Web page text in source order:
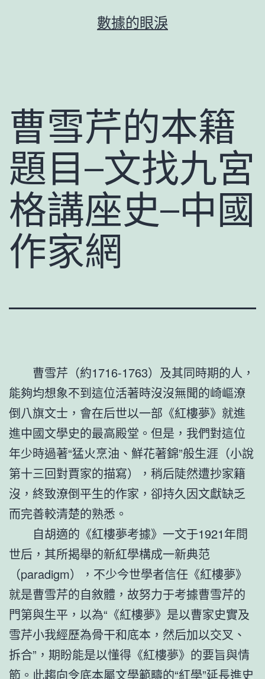
數據的眼淚
曹雪芹的本籍
題目–文找九宮
格講座史–中國
作家網
曹雪芹（約1716-1763）及其同時期的人，
能夠均想象不到這位活著時沒沒無聞的崎嶇潦
倒八旗文士，會在后世以一部《紅樓夢》就進
進中國文學史的最高殿堂。但是，我們對這位
年少時過著“猛火烹油、鮮花著錦”般生涯（小說
第十三回對賈家的描寫），稍后陡然遭抄家籍
沒，終致潦倒平生的作家，卻持久因文獻缺乏
而完善較清楚的熟悉。
自胡適的《紅樓夢考據》一文于1921年問
世后，其所揭舉的新紅學構成一新典范
（paradigm），不少今世學者信任《紅樓夢》
就是曹雪芹的自敘體，故努力于考據曹雪芹的
門第與生平，以為“《紅樓夢》是以曹家史實及
雪芹小我經歷為骨干和底本，然后加以交叉、
拆合”，期盼能是以懂得《紅樓夢》的要旨與情
節。此趨向令底本屬文學範疇的“紅學”延長進史